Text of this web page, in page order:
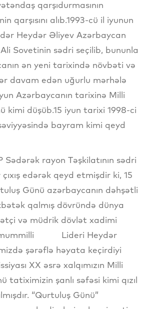
qarşıdurmasının
qarşısını alıb.1993-cü il iyunun
Heydər Əliyev Azərbaycan
Ali Sovetinin sədri seçilib, bununla
ən yeni tarixində növbəti və
davam edən uğurlu mərhələ
Azərbaycanın tarixinə Milli
kimi düşüb.15 iyun tarixi 1998-ci
bayram kimi qeyd
Sədərək rayon Təşkilatının sədri
edərək qeyd etmişdir ki, 15
Günü azərbaycanın dəhşətli
qalmış dövründə dünya
və müdrik dövlət xadimi
Ümummilli Lideri Heydər
şərəflə həyata keçirdiyi
XX əsrə xalqımızın Milli
tatiximizin şanlı səfəsi kimi qızıl
“Qurtuluş Günü”